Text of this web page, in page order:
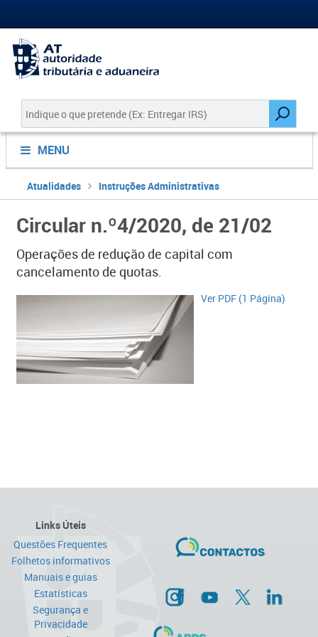
MENU
Atualidades Instruções Administrativas
Circular n.º4/2020, de 21/02
Operações de redução de capital com
cancelamento de quotas.
Ver PDF (1 Página)
Links Úteis
Questões Frequentes
Folhetos informativos
Manuais e guias
Estatísticas
Segurança e
Privacidade